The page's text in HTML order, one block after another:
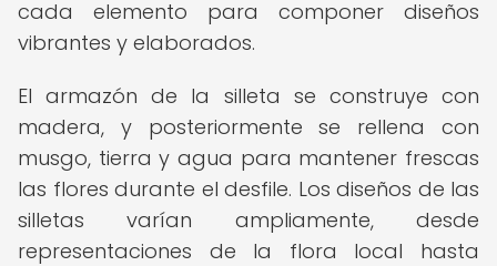
cada elemento para componer diseños
vibrantes y elaborados.
El armazón de la silleta se construye con
madera, y posteriormente se rellena con
musgo, tierra y agua para mantener frescas
las flores durante el desfile. Los diseños de las
silletas varían ampliamente, desde
representaciones de la flora local hasta